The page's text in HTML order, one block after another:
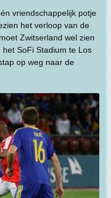
vriendschappelijk potje
het verloop van de
Zwitserland wel zien
SoFi Stadium te Los
op weg naar de